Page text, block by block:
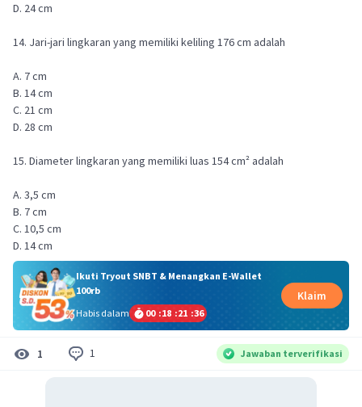
D. 24 cm
14. Jari-jari lingkaran yang memiliki keliling 176 cm adalah
A. 7 cm
B. 14 cm
C. 21 cm
D. 28 cm
15. Diameter lingkaran yang memiliki luas 154 cm² adalah
A. 3,5 cm
B. 7 cm
C. 10,5 cm
D. 14 cm
Ikuti Tryout SNBT & Menangkan E-Wallet
100rb
Habis dalam
00 :18 :21 :36
Klaim
1 1 Jawaban terverifikasi